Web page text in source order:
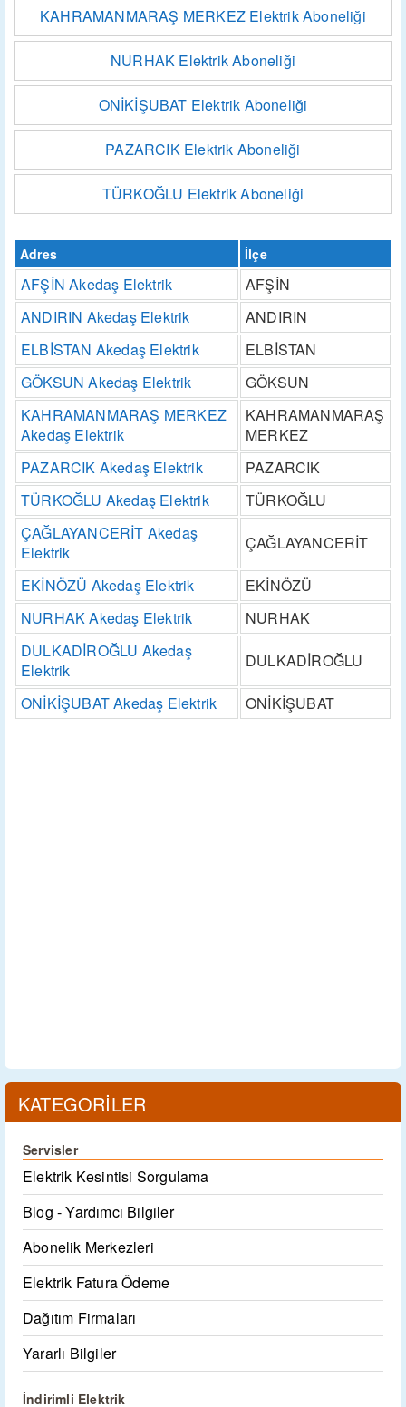
KAHRAMANMARAŞ MERKEZ Elektrik Aboneliği
NURHAK Elektrik Aboneliği
ONİKİŞUBAT Elektrik Aboneliği
PAZARCIK Elektrik Aboneliği
TÜRKOĞLU Elektrik Aboneliği
Adres İlçe
AFŞİN Akedaş Elektrik
AFŞİN
ANDIRIN Akedaş Elektrik
ANDIRIN
ELBİSTAN Akedaş Elektrik
ELBİSTAN
GÖKSUN Akedaş Elektrik
GÖKSUN
KAHRAMANMARAŞ MERKEZ
Akedaş Elektrik
KAHRAMANMARAŞ
MERKEZ
PAZARCIK Akedaş Elektrik
PAZARCIK
TÜRKOĞLU Akedaş Elektrik
TÜRKOĞLU
ÇAĞLAYANCERİT Akedaş
Elektrik
ÇAĞLAYANCERİT
EKİNÖZÜ Akedaş Elektrik
EKİNÖZÜ
NURHAK Akedaş Elektrik
NURHAK
DULKADİROĞLU Akedaş
Elektrik
DULKADİROĞLU
ONİKİŞUBAT Akedaş Elektrik ONİKİŞUBAT
KATEGORİLER
Servisler
Elektrik Kesintisi Sorgulama
Blog - Yardımcı Bilgiler
Abonelik Merkezleri
Elektrik Fatura Ödeme
Dağıtım Firmaları
Yararlı Bilgiler
İndirimli Elektrik